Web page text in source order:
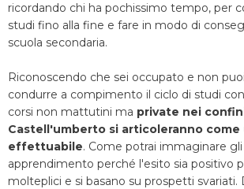
ricordando chi ha pochissimo tempo, per
studi fino alla fine e fare in modo di
scuola secondaria.
Riconoscendo che sei occupato e non
condurre a compimento il ciclo di studi
corsi non mattutini ma private nei
Castell'umberto si articoleranno
effettuabile. Come potrai immaginare
apprendimento perché l'esito sia positivo
molteplici e si basano su prospetti svariati.